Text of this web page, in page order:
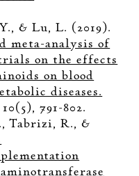
& Lu, L. (2019).
meta-analysis of
on the effects
on blood
diseases.
791-802.
Tabrizi, R., &